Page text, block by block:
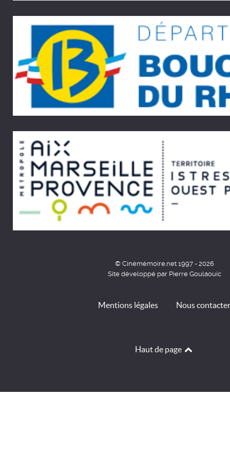
© Cinémémoire.net 1997 - 2026
Site développé par Pierre Goulaouic
Mentions légales Nous contacter
Haut de page